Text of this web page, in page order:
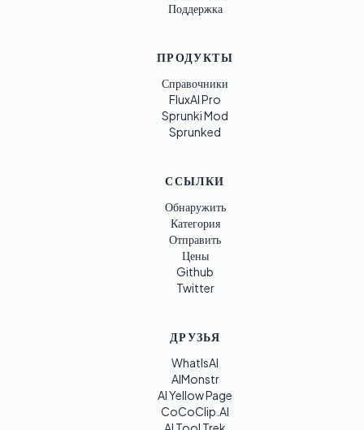
Поддержка
ПРОДУКТЫ
Справочники
FluxAI Pro
Sprunki Mod
Sprunked
ССЫЛКИ
Обнаружить
Категория
Отправить
Цены
Github
Twitter
ДРУЗЬЯ
WhatIsAI
AIMonstr
AI Yellow Page
CoCoClip.AI